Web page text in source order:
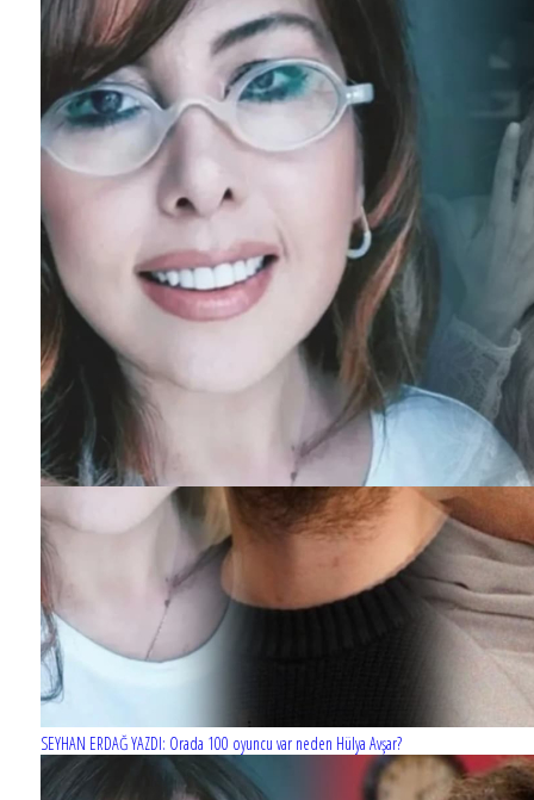
SEYHAN ERDAĞ YAZDI: Orada 100 oyuncu var neden Hülya Avşar?